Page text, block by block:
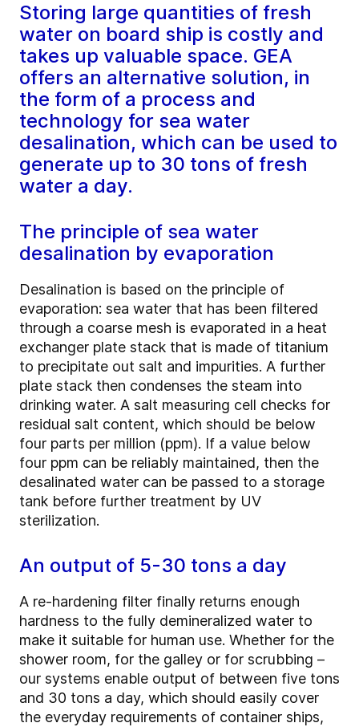
Storing large quantities of fresh
water on board ship is costly and
takes up valuable space. GEA
offers an alternative solution, in
the form of a process and
technology for sea water
desalination, which can be used to
generate up to 30 tons of fresh
water a day.
The principle of sea water
desalination by evaporation
Desalination is based on the principle of
evaporation: sea water that has been filtered
through a coarse mesh is evaporated in a heat
exchanger plate stack that is made of titanium
to precipitate out salt and impurities. A further
plate stack then condenses the steam into
drinking water. A salt measuring cell checks for
residual salt content, which should be below
four parts per million (ppm). If a value below
four ppm can be reliably maintained, then the
desalinated water can be passed to a storage
tank before further treatment by UV
sterilization.
An output of 5-30 tons a day
A re-hardening filter finally returns enough
hardness to the fully demineralized water to
make it suitable for human use. Whether for the
shower room, for the galley or for scrubbing –
our systems enable output of between five tons
and 30 tons a day, which should easily cover
the everyday requirements of container ships,